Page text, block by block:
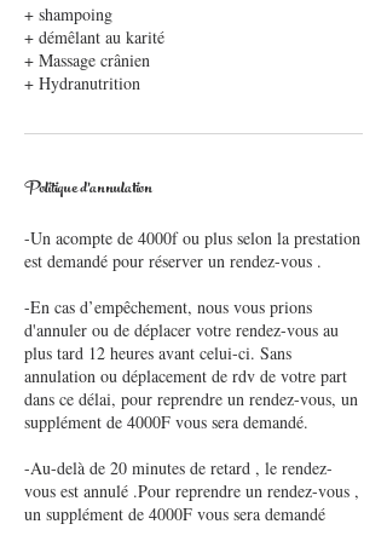
+ shampoing
+ démêlant au karité
+ Massage crânien
+ Hydranutrition
Politique d'annulation
-Un acompte de 4000f ou plus selon la prestation
est demandé pour réserver un rendez-vous .
-En cas d’empêchement, nous vous prions
d'annuler ou de déplacer votre rendez-vous au
plus tard 12 heures avant celui-ci. Sans
annulation ou déplacement de rdv de votre part
dans ce délai, pour reprendre un rendez-vous, un
supplément de 4000F vous sera demandé.
-Au-delà de 20 minutes de retard , le rendez-
vous est annulé .Pour reprendre un rendez-vous ,
un supplément de 4000F vous sera demandé